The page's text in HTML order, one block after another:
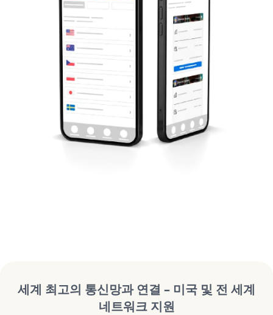
세계 최고의 통신망과 연결 – 미국 및 전 세계
네트워크 지원